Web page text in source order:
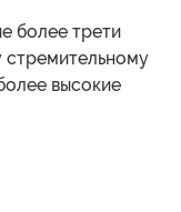
более трети
стремительному
высокие